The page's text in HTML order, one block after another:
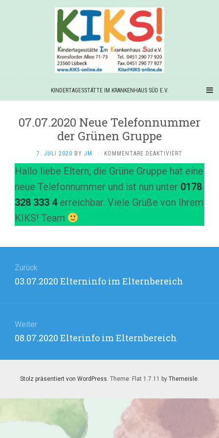
KINDERTAGESSTÄTTE IM KRANKENHAUS SÜD E.V.
07.07.2020 Neue Telefonnummer
der Grünen Gruppe
7. JULI 2020 BY JM · KOMMENTARE DEAKTIVIERT
07.07.2020
NEUE
DER
GRÜNEN
Hallo liebe Eltern, die Grüne Gruppe hat eine
neue Telefonnummer und ist nun unter 0178
328 333 4 erreichbar. Viele Grüße von Ihrem
KIKS! Team
Zurück
Vorheriger
03.07.2020 Elterninfo im Elternbereich
Weiter
Nächster
08.07.2020 Elterinfo im Elternbereich
Stolz präsentiert von WordPress . Theme: Flat 1.7.11 by Themeisle